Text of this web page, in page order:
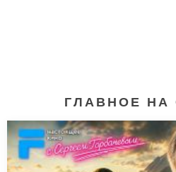
ГЛАВНОЕ НА